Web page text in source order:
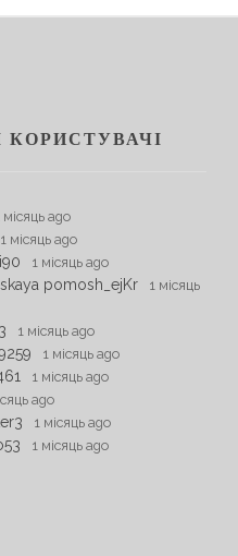
КОРИСТУВАЧІ
місяць ago
1 місяць ago
1 місяць ago
pomosh_ejKr
1 місяць
1 місяць ago
1 місяць ago
1 місяць ago
ago
1 місяць ago
1 місяць ago